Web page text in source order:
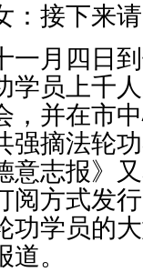
：接下来
一月四日
学员上千
，并在市
强摘法轮
意志报》
阅方式发
功学员的
道。